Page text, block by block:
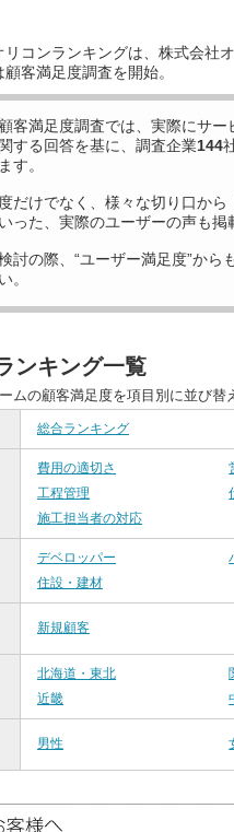
リコンランキングは、株式会社
顧客満足度調査を開始。
客満足度調査では、実際にサー
する回答を基に、調査企業144
す。
だけでなく、様々な切り口から
った、実際のユーザーの声も掲
討の際、“ユーザー満足度”から
。
ンキング一覧
ムの顧客満足度を項目別に並び替
総合ランキング
費用の適切さ
工程管理
施工担当者の対応
デベロッパー
住設・建材
新規顧客
北海道・東北
近畿
男性